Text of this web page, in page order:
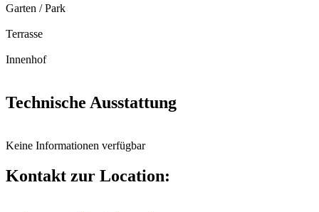
Garten / Park
Terrasse
Innenhof
Technische Ausstattung
Keine Informationen verfügbar
Kontakt zur Location: